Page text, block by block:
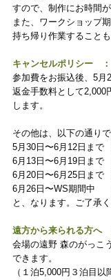
すので、制作にお時間が
また、ワークショップ
持ち帰り作業することも
キャンセルポリシー　：
参加費をお振込後、5月
返金手数料として2,000
します。
その他は、以下の通りで
5月30日〜6月12日まで
6月13日〜6月19日まで
6月20日〜6月25日まで
6月26日〜WS期間中　
と、なります。ご了承く
遠方から来られる方へ　
会場の遠野 森のがっこ
できます。
（１泊5,000円３泊目